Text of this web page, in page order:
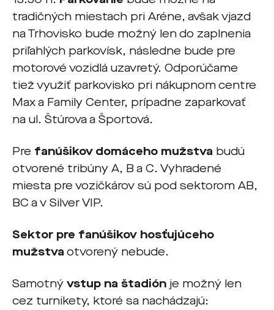
tradičných miestach pri Aréne, avšak vjazd
na Trhovisko bude možný len do zaplnenia
priľahlých parkovísk, následne bude pre
motorové vozidlá uzavretý. Odporúčame
tiež využiť parkovisko pri nákupnom centre
Max a Family Center, prípadne zaparkovať
na ul. Štúrova a Športová.
Pre fanúšikov domáceho mužstva budú
otvorené tribúny A, B a C. Vyhradené
miesta pre vozičkárov sú pod sektorom AB,
BC a v Silver VIP.
Sektor pre fanúšikov hosťujúceho
mužstva otvorený nebude.
Samotný vstup na štadión je možný len
cez turnikety, ktoré sa nachádzajú: